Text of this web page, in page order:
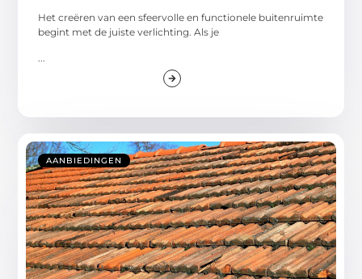
Het creëren van een sfeervolle en functionele buitenruimte
begint met de juiste verlichting. Als je
...
AANBIEDINGEN